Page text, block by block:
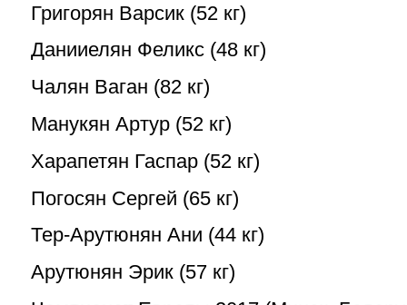
Григорян Варсик (52 кг)
Данииелян Феликс (48 кг)
Чалян Ваган (82 кг)
Манукян Артур (52 кг)
Харапетян Гаспар (52 кг)
Погосян Сергей (65 кг)
Тер-Арутюнян Ани (44 кг)
Арутюнян Эрик (57 кг)